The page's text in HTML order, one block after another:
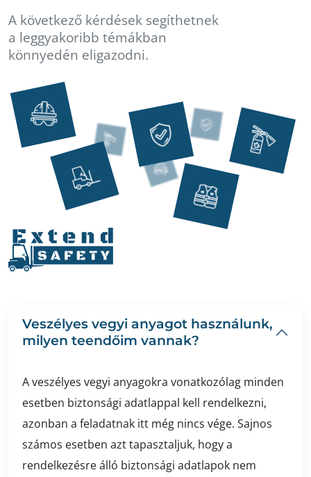
A következő kérdések segíthetnek
a leggyakoribb témákban
könnyedén eligazodni.
Veszélyes vegyi anyagot használunk,
milyen teendőim vannak?
A veszélyes vegyi anyagokra vonatkozólag minden
esetben biztonsági adatlappal kell rendelkezni,
azonban a feladatnak itt még nincs vége. Sajnos
számos esetben azt tapasztaljuk, hogy a
rendelkezésre álló biztonsági adatlapok nem